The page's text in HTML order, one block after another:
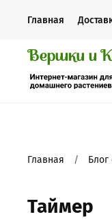
Главная
Главная
Таймер